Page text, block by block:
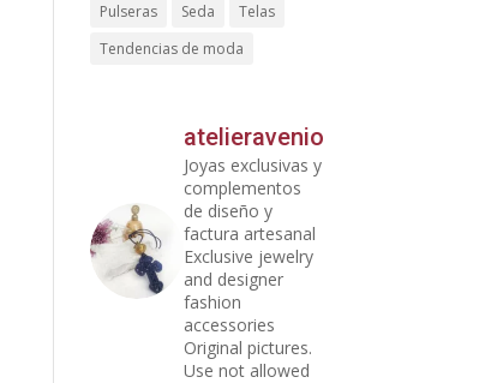
Pulseras
Seda
Telas
Tendencias de moda
atelieravenio
Joyas exclusivas y
complementos
de diseño y
factura artesanal
Exclusive jewelry
and designer
fashion
accessories
Original pictures.
Use not allowed